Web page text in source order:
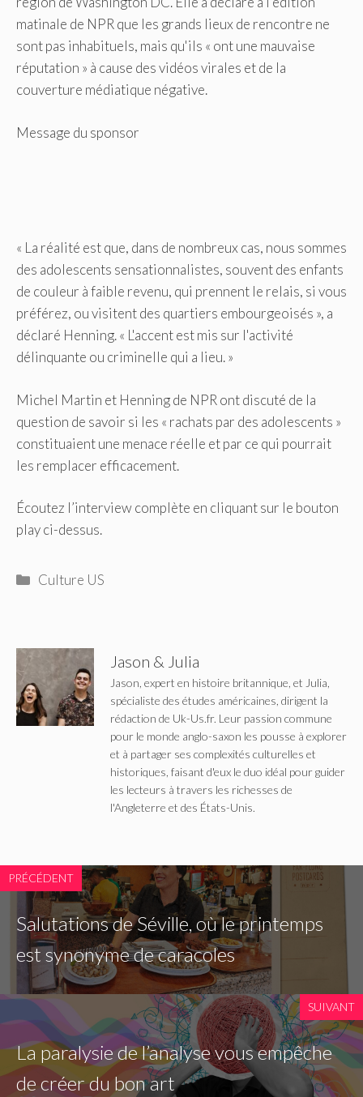
matinale de NPR que les grands lieux de rencontre ne
sont pas inhabituels, mais qu'ils « ont une mauvaise
réputation » à cause des vidéos virales et de la
couverture médiatique négative.
Message du sponsor
« La réalité est que, dans de nombreux cas, nous sommes
des adolescents sensationnalistes, souvent des enfants
de couleur à faible revenu, qui prennent le relais, si vous
préférez, ou visitent des quartiers embourgeoisés », a
déclaré Henning. « L'accent est mis sur l'activité
délinquante ou criminelle qui a lieu. »
Michel Martin et Henning de NPR ont discuté de la
question de savoir si les « rachats par des adolescents »
constituaient une menace réelle et par ce qui pourrait
les remplacer efficacement.
Écoutez l’interview complète en cliquant sur le bouton
play ci-dessus.
Catégories
Culture US
Jason & Julia
Jason, expert en histoire britannique, et Julia,
spécialiste des études américaines, dirigent la
rédaction de Uk-Us.fr. Leur passion commune
pour le monde anglo-saxon les pousse à explorer
et à partager ses complexités culturelles et
historiques, faisant d'eux le duo idéal pour guider
les lecteurs à travers les richesses de
l'Angleterre et des États-Unis.
PRÉCÉDENT
Salutations de Séville, où le printemps
est synonyme de caracoles
SUIVANT
La paralysie de l’analyse vous empêche
de créer du bon art